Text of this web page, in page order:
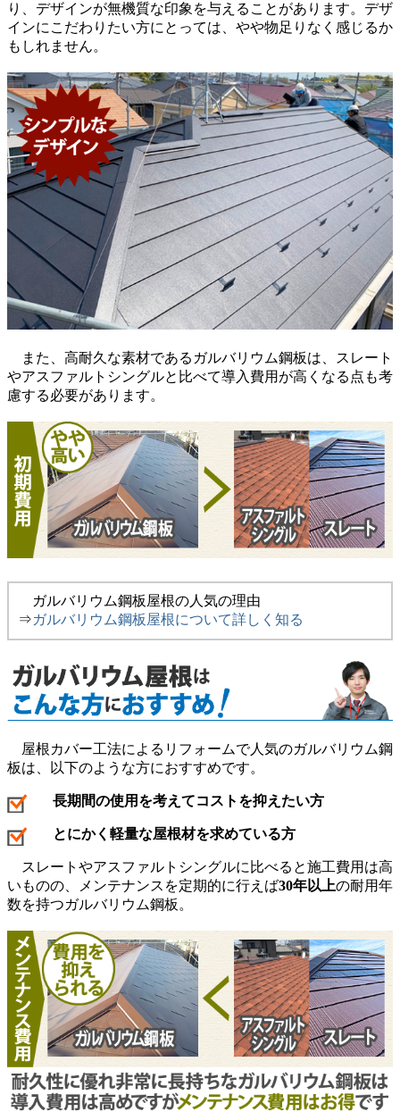
り、デザインが無機質な印象を与えることがあります。デザ
インにこだわりたい方にとっては、やや物足りなく感じるか
もしれません。
また、高耐久な素材であるガルバリウム鋼板は、スレート
やアスファルトシングルと比べて導入費用が高くなる点も考
慮する必要があります。
ガルバリウム鋼板屋根の人気の理由
⇒ガルバリウム鋼板屋根について詳しく知る
屋根カバー工法によるリフォームで人気のガルバリウム鋼
板は、以下のような方におすすめです。
長期間の使用を考えてコストを抑えたい方
とにかく軽量な屋根材を求めている方
スレートやアスファルトシングルに比べると施工費用は高
いものの、メンテナンスを定期的に行えば30年以上の耐用年
数を持つガルバリウム鋼板。